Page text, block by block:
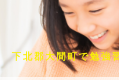
下北郡大間町で勉強